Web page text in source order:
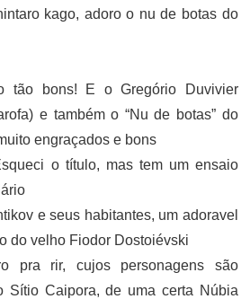
kago, adoro o nu de botas do
bons! E o Gregório Duvivier
e também o “Nu de botas” do
engraçados e bons
o título, mas tem um ensaio
e seus habitantes, um adoravel
do velho Fiodor Dostoiévski
pra rir, cujos personagens são
Sítio Caipora, de uma certa Núbia